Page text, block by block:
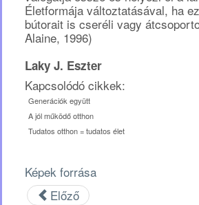
Életformája változtatásával, ha
bútorait is cseréli vagy
Alaine, 1996)
Laky J. Eszter
Kapcsolódó cikkek:
Generációk együtt
A jól működő otthon
Tudatos otthon = tudatos élet
Képek forrása
Előző